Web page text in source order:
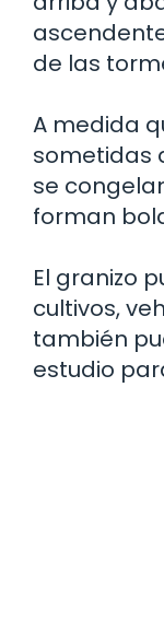
de las
A medida
sometidas
se
forman
El granizo
cultivos,
también
estudio